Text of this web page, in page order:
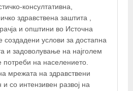
консултативна,
здравствена заштита ,
и општини во Источна
создадени услови за достапна
и задоволување на најголем
потреби на населението.
мрежата на здравствени
со интензивен развој на